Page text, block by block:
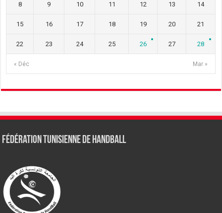
« Déc Mar »
8 9 10 11 12 13 14
15 16 17 18 19 20 21
22 23 24 25 26 27 28
Fédération tunisienne de Handball